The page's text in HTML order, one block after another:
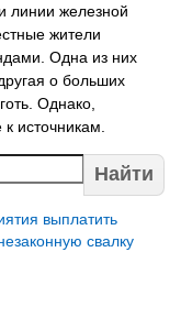
линии железной
жители
Одна из них
о больших
Однако,
источникам.
Найти
выплатить
свалку